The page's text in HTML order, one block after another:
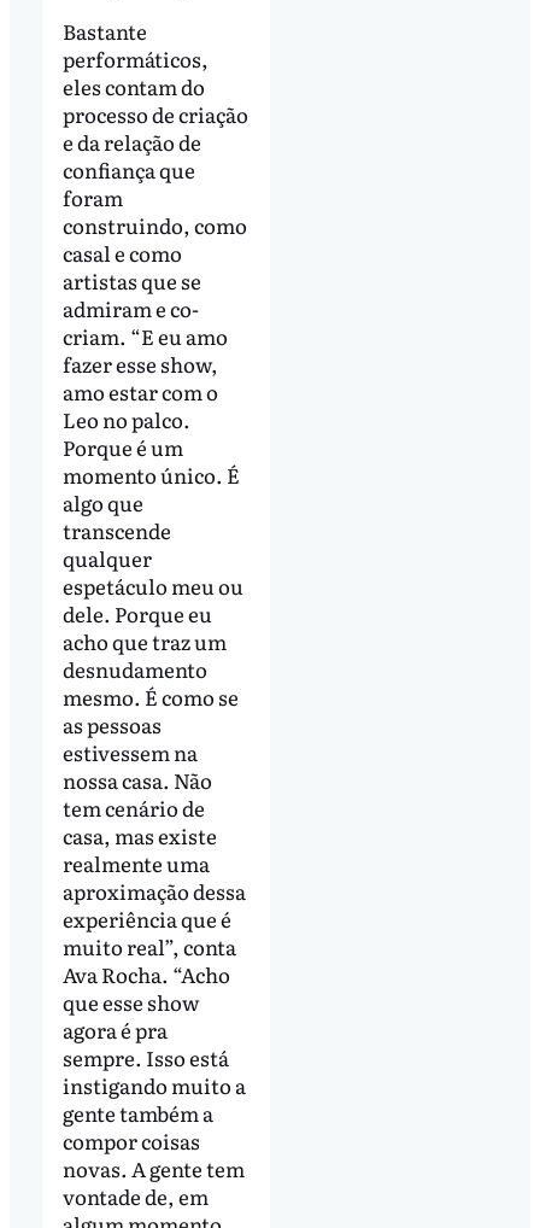
Bastante
performáticos,
eles contam do
processo de criação
e da relação de
confiança que
foram
construindo, como
casal e como
artistas que se
admiram e co-
criam. “E eu amo
fazer esse show,
amo estar com o
Leo no palco.
Porque é um
momento único. É
algo que
transcende
qualquer
espetáculo meu ou
dele. Porque eu
acho que traz um
desnudamento
mesmo. É como se
as pessoas
estivessem na
nossa casa. Não
tem cenário de
casa, mas existe
realmente uma
aproximação dessa
experiência que é
muito real”, conta
Ava Rocha. “Acho
que esse show
agora é pra
sempre. Isso está
instigando muito a
gente também a
compor coisas
novas. A gente tem
vontade de, em